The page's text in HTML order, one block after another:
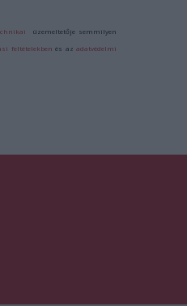
üzemeltetője semmilyen
feltételekben és azadatvédelmi